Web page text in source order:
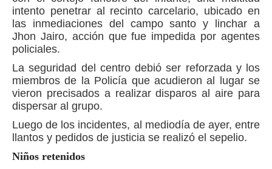
intento penetrar al recinto carcelario, ubicado en
las inmediaciones del campo santo y linchar a
Jhon Jairo, acción que fue impedida por agentes
policiales.
La seguridad del centro debió ser reforzada y los
miembros de la Policía que acudieron al lugar se
vieron precisados a realizar disparos al aire para
dispersar al grupo.
Luego de los incidentes, al mediodía de ayer, entre
llantos y pedidos de justicia se realizó el sepelio.
Niños retenidos